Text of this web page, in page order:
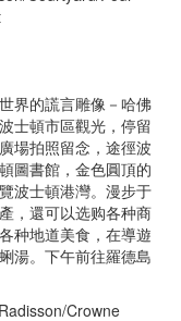
界的謊言雕像－哈佛
士頓市區觀光，停留
場拍照留念，途徑波
圖書館，金色圓頂的
波士頓港灣。漫步于
，還可以选购各种商
种地道美食，在導遊
湯。下午前往羅德島
Crowne